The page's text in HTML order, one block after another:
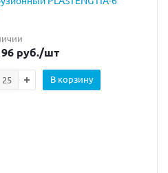
руб./шт
В корзину